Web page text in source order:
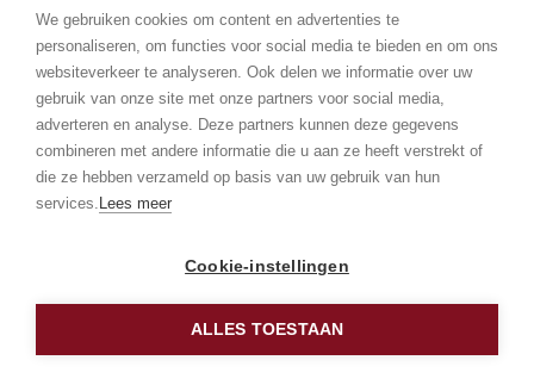
Fotogalerij
Vul onderstaande formulier in en ontvang een code om dit object te
bekijken.
Voornaam
Familienaam
Telefoonnummer (bijv. +32 0123 45 67 89)
We gebruiken cookies om content en advertenties te
personaliseren, om functies voor social media te bieden en om ons
websiteverkeer te analyseren. Ook delen we informatie over uw
gebruik van onze site met onze partners voor social media,
adverteren en analyse. Deze partners kunnen deze gegevens
combineren met andere informatie die u aan ze heeft verstrekt of
die ze hebben verzameld op basis van uw gebruik van hun
services. Lees meer
Cookie-instellingen
ALLES TOESTAAN